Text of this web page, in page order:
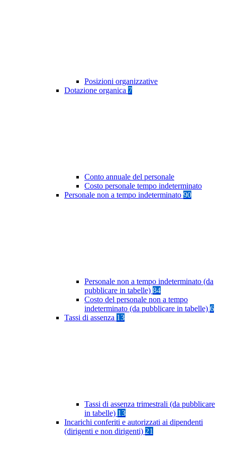
Posizioni organizzative
Dotazione organica 7
Conto annuale del personale
Costo personale tempo indeterminato
Personale non a tempo indeterminato 90
Personale non a tempo indeterminato (da
pubblicare in tabelle) 84
Costo del personale non a tempo
indeterminato (da pubblicare in tabelle) 6
Tassi di assenza 13
Tassi di assenza trimestrali (da pubblicare
in tabelle) 13
Incarichi conferiti e autorizzati ai dipendenti
(dirigenti e non dirigenti) 21